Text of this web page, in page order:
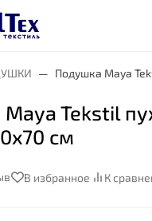
Подушка Maya
Tekstil
см
В избранное К